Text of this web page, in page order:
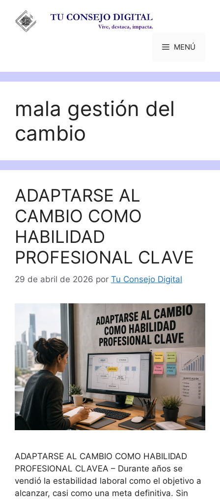
contenido
MENÚ
mala gestión del
cambio
ADAPTARSE AL
CAMBIO COMO
HABILIDAD
PROFESIONAL CLAVE
29 de abril de 2026 por Tu Consejo Digital
ADAPTARSE AL CAMBIO COMO HABILIDAD
PROFESIONAL CLAVEA – Durante años se
vendió la estabilidad laboral como el objetivo a
alcanzar, casi como una meta definitiva. Sin